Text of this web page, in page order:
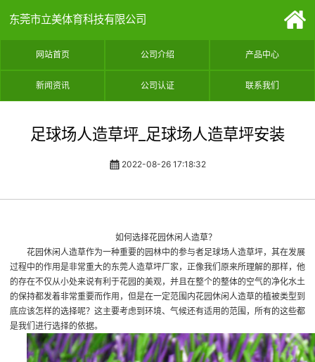
东莞市立美体育科技有限公司
网站首页 公司介绍 产品中心
新闻资讯 公司认证 联系我们
足球场人造草坪_足球场人造草坪安装
2022-08-26 17:18:32
如何选择花园休闲人造草？
花园休闲人造草作为一种重要的园林中的参与者足球场人造草坪，其在发展
过程中的作用是非常重大的东莞人造草坪厂家 ，正像我们原来所理解的那样，他
的存在不仅从小处来说有利于花园的美观，并且在整个的整体的空气的净化水土
的保持都发着非常重要而作用，但是在一定范围内花园休闲人造草的植被类型到
底应该怎样的选择呢？这主要考虑到环境、气候还有适用的范围，所有的这些都
是我们进行选择的依据。